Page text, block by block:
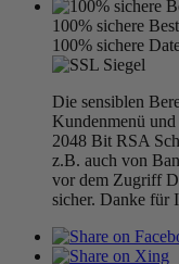
100% sichere
100% sichere
Die sensiblen
Kundenmenü
2048 Bit RSA
z.B. auch von
vor dem Zugriff
sicher. Danke für